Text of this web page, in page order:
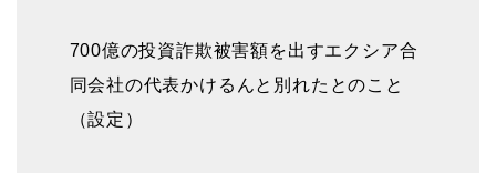
700億の投資詐欺被害額を出すエクシア合
同会社の代表かけるんと別れたとのこと
（設定）